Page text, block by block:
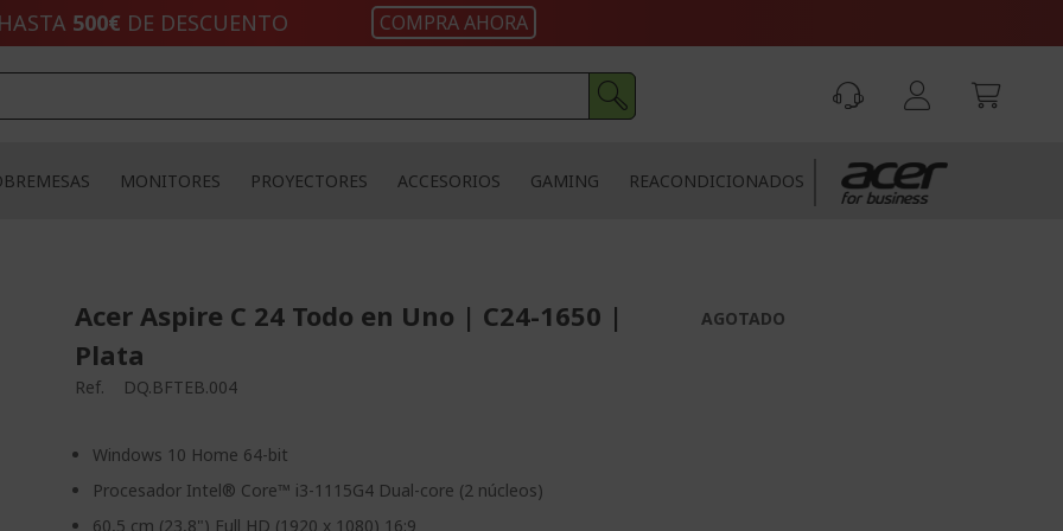
HASTA 500€ DE DESCUENTO COMPRA AHORA
MONITORES PROYECTORES ACCESORIOS GAMING REACONDICIONADOS
Acer Aspire C 24 Todo en Uno | C24-1650 |
Plata
Ref. DQ.BFTEB.004
Windows 10 Home 64-bit
Procesador Intel® Core™ i3-1115G4 Dual-core (2 núcleos)
60,5 cm (23,8") Full HD (1920 x 1080) 16:9
AGOTADO